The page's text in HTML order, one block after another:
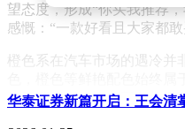
望态度，形成“你买我推荐
感慨：“一款好看且大家都
橙色系在汽车市场的遇冷并
映了消费者对汽车颜色的保
华泰证券新篇开启：王会清